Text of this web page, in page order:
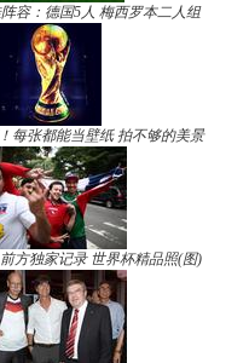
容：德国5人 梅西罗本二人组
每张都能当壁纸 拍不够的美景
方独家记录 世界杯精品照(图)